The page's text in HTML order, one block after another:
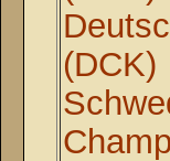
(DCK)